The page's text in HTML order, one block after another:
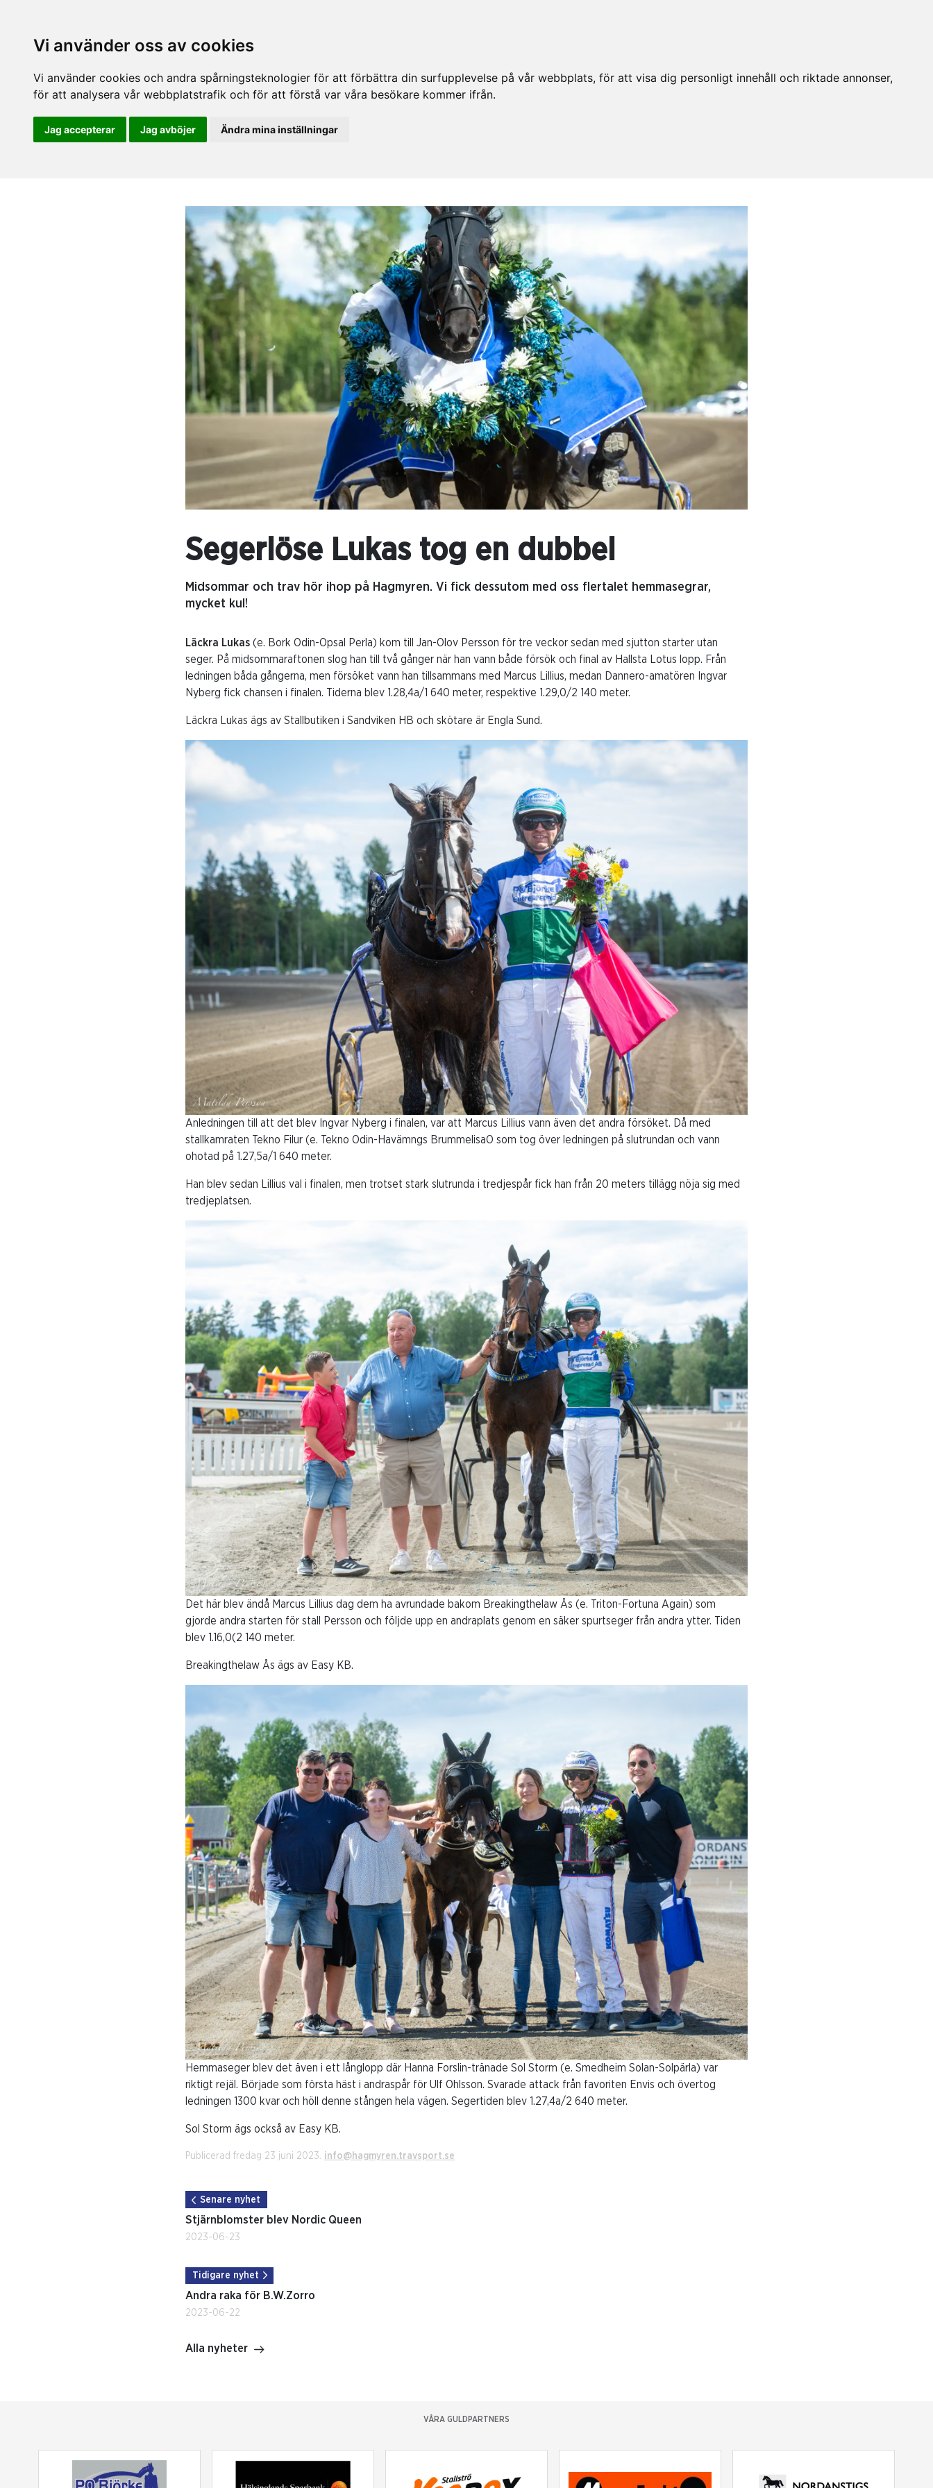
Vi använder oss av cookies
Vi använder cookies och andra spårningsteknologier för att förbättra din surfupplevelse på vår webbplats, för att visa dig personligt innehåll och riktade annonser,
för att analysera vår webbplatstrafik och för att förstå var våra besökare kommer ifrån.
Jag accepterar Jag avböjer Ändra mina inställningar
Segerlöse Lukas tog en dubbel
Midsommar och trav hör ihop på Hagmyren. Vi fick dessutom med oss flertalet hemmasegrar,
mycket kul!
Läckra Lukas (e. Bork Odin-Opsal Perla) kom till Jan-Olov Persson för tre veckor sedan med sjutton starter utan
seger. På midsommaraftonen slog han till två gånger när han vann både försök och final av Hallsta Lotus lopp. Från
ledningen båda gångerna, men försöket vann han tillsammans med Marcus Lillius, medan Dannero-amatören Ingvar
Nyberg fick chansen i finalen. Tiderna blev 1.28,4a/1 640 meter, respektive 1.29,0/2 140 meter.
Läckra Lukas ägs av Stallbutiken i Sandviken HB och skötare är Engla Sund.
Anledningen till att det blev Ingvar Nyberg i finalen, var att Marcus Lillius vann även det andra försöket. Då med
stallkamraten Tekno Filur (e. Tekno Odin-Havämngs BrummelisaO som tog över ledningen på slutrundan och vann
ohotad på 1.27,5a/1 640 meter.
Han blev sedan Lillius val i finalen, men trotset stark slutrunda i tredjespår fick han från 20 meters tillägg nöja sig med
tredjeplatsen.
Det här blev ändå Marcus Lillius dag dem ha avrundade bakom Breakingthelaw Ås (e. Triton-Fortuna Again) som
gjorde andra starten för stall Persson och följde upp en andraplats genom en säker spurtseger från andra ytter. Tiden
blev 1.16,0(2 140 meter.
Breakingthelaw Ås ägs av Easy KB.
Hemmaseger blev det även i ett långlopp där Hanna Forslin-tränade Sol Storm (e. Smedheim Solan-Solpärla) var
riktigt rejäl. Började som första häst i andraspår för Ulf Ohlsson. Svarade attack från favoriten Envis och övertog
ledningen 1300 kvar och höll denne stången hela vägen. Segertiden blev 1.27,4a/2 640 meter.
Sol Storm ägs också av Easy KB.
Publicerad fredag 23 juni 2023. info@hagmyren.travsport.se
Senare nyhet
Stjärnblomster blev Nordic Queen
2023-06-23
Tidigare nyhet
Andra raka för B.W.Zorro
2023-06-22
Alla nyheter
VÅRA GULDPARTNERS